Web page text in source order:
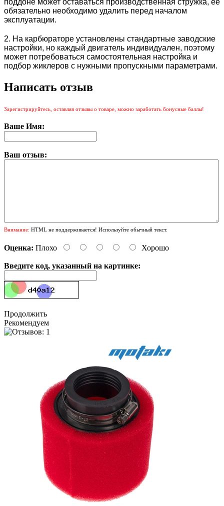
обязательно необходимо удалить перед началом
эксплуатации.
2. На карбюраторе установлены стандартные заводские
настройки, но каждый двигатель индивидуален, поэтому
может потребоваться самостоятельная настройка и
подбор жиклеров с нужными пропускными параметрами.
Написать отзыв
Зарегистрируйтесь, оставляя отзывы о товаре, можно заработать бонусные баллы!
Ваше Имя:
Ваш отзыв:
Внимание: HTML не поддерживается! Используйте обычный текст.
Оценка: Плохо Хорошо
Введите код, указанный на картинке:
Продолжить
Рекомендуем